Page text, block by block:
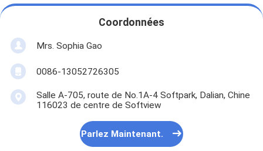
Coordonnées
Mrs. Sophia Gao
0086-13052726305
Salle A-705, route de No.1A-4 Softpark, Dalian, Chine
116023 de centre de Softview
Parlez Maintenant.